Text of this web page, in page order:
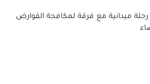
ميدانية مع فرقة لمكافحة القوارض